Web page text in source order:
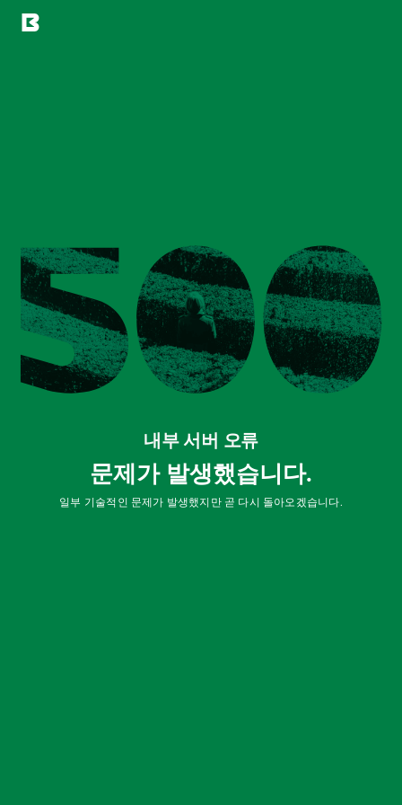
내부 서버 오류
문제가 발생했습니다.
일부 기술적인 문제가 발생했지만 곧 다시 돌아오겠습니다.